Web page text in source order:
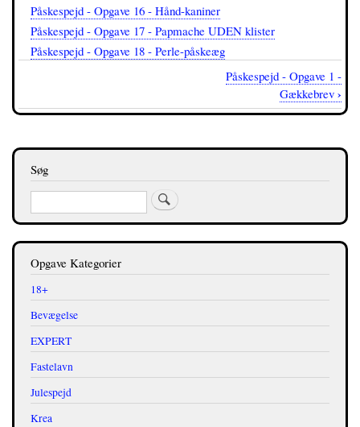
Påskespejd - Opgave 16 - Hånd-kaniner
Påskespejd - Opgave 17 - Papmache UDEN klister
Påskespejd - Opgave 18 - Perle-påskeæg
links
Påskespejd
Påskespejd - Opgave 1 -
Gækkebrev ›
Søg
Søg
Opgave Kategorier
18+
Bevægelse
EXPERT
Fastelavn
Julespejd
Krea